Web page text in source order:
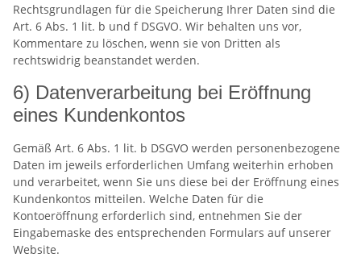
Rechtsgrundlagen für die Speicherung Ihrer Daten sind die
Art. 6 Abs. 1 lit. b und f DSGVO. Wir behalten uns vor,
Kommentare zu löschen, wenn sie von Dritten als
rechtswidrig beanstandet werden.
6) Datenverarbeitung bei Eröffnung
eines Kundenkontos
Gemäß Art. 6 Abs. 1 lit. b DSGVO werden personenbezogene
Daten im jeweils erforderlichen Umfang weiterhin erhoben
und verarbeitet, wenn Sie uns diese bei der Eröffnung eines
Kundenkontos mitteilen. Welche Daten für die
Kontoeröffnung erforderlich sind, entnehmen Sie der
Eingabemaske des entsprechenden Formulars auf unserer
Website.